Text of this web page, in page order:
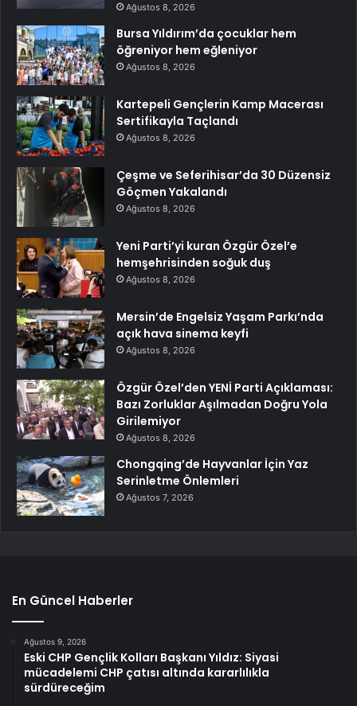
Ağustos 8, 2026
Bursa Yıldırım’da çocuklar hem
öğreniyor hem eğleniyor
Ağustos 8, 2026
Kartepeli Gençlerin Kamp Macerası
Sertifikayla Taçlandı
Ağustos 8, 2026
Çeşme ve Seferihisar’da 30 Düzensiz
Göçmen Yakalandı
Ağustos 8, 2026
Yeni Parti’yi kuran Özgür Özel’e
hemşehrisinden soğuk duş
Ağustos 8, 2026
Mersin’de Engelsiz Yaşam Parkı’nda
açık hava sinema keyfi
Ağustos 8, 2026
Özgür Özel’den YENİ Parti Açıklaması:
Bazı Zorluklar Aşılmadan Doğru Yola
Girilemiyor
Ağustos 8, 2026
Chongqing’de Hayvanlar İçin Yaz
Serinletme Önlemleri
Ağustos 7, 2026
En Güncel Haberler
Ağustos 9, 2026
Eski CHP Gençlik Kolları Başkanı Yıldız: Siyasi
mücadelemi CHP çatısı altında kararlılıkla
sürdüreceğim